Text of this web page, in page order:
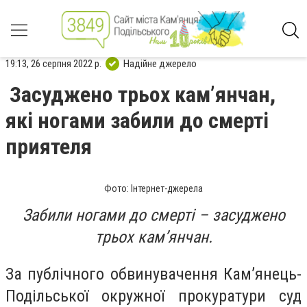
19:13, 26 серпня 2022 р. Надійне джерело
Засуджено трьох кам’янчан,
які ногами забили до смерті
приятеля
Фото: Інтернет-джерела
Забили ногами до смерті – засуджено
трьох кам’янчан.
За публічного обвинувачення Кам’янець-
Подільської окружної прокуратури суд